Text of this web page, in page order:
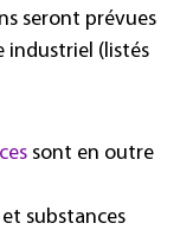
seront prévues
industriel (listés
sont en outre
et substances